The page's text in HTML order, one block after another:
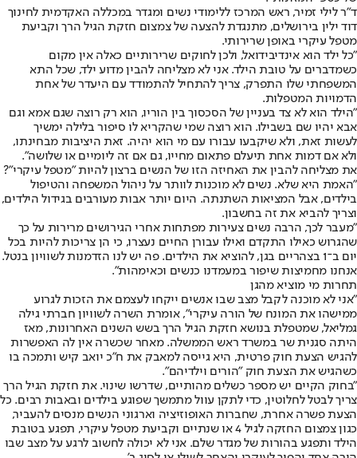
ד"ר לילי זמיר, ראש המרכז ללימודי נשים ומגדר במכללה האקדמית לחינוך
דוד ילין בירושלים, מתנגדת להצעה של צמצום חזקת הגיל הרך וקביעת
מטפל עיקרי באופן שרירותי.
"כל ילד הוא אינדיבידואל, ולכן לחוקים שרירותיים כאלה אין מקום
כשמדברים על טובת הילד. אני לא מצליחה להבין מדוע ילד, שכל התא
המשפחתי שלו התפרק, צריך להתחיל להתמודד עם היעדר של אחת
הדמויות המטפלות.
"הילד הוא לא צד בעניין של הסכסוך בין הוריו, הוא רק רוצה שגם אמא וגם
אבא יהיו שם בשבילו. הוא רוצה שמי שהקריא לו סיפור בלילה ימשיך
לעשות זאת, ולא שיקבעו עבורו עם מי הוא יהיה. זאת היציבות מבחינתו,
ולא אם דמות אחת תיעלם פתאום מחייו, גם אם זה ליומיים או שלושה".
את מצליחה להבין את האחיזה הזו של הנשים ברצון להיות "מטפל עיקרי"?
"האמת היא שלא. נשים לא מוכנות לוותר על ניהול המשפחה והטיפול
בילדים, אבל המציאות השתנתה. היום יותר אבות מעורבים בגידול הילדים,
וצריך להביא את זה בחשבון.
"מעבר לכך, הרבה נשים צעירות מפתחות אחרי הגירושים מרירות על כך
שהגרוש כאילו התקדם ואילו עבורן החיים נעצרו, כי הן צריכות להיות בכל
יום ב־1 בצהריים בגן, להוציא את הילדים. פה יש לנו הזדמנות לשוויון בנטל.
אנחנו מחמיצות שיפור במעמדנו כנשים וכאימהות".
תחרות מי מוציא מהגן
"אני לא מוכנה לקבל מצב שבו אנשים ייקחו לעצמם את הזכות לגרוע
ממישהו את המונח של הורה עיקרי", אומרת השרה לשוויון חברתי גילה
גמליאל, שמטפלת בנושא חזקת הגיל הרך בשש השנים האחרונות, מאז
היתה סגנית שר במשרד ראש הממשלה. מאחר שכשרה אין לה האפשרות
להגיש הצעת חוק פרטית, היא גייסה למאבק את ח"כ יואב קיש ותמכה בו
כשהגיש את הצעת חוק "הורים וילדיהם".
"בחוק הקיים יש מספר כשלים מהותיים, שדרשו שינוי. את חזקת הגיל הרך
צריך לבטל לחלוטין, כדי לתקן עוול מתמשך שפוגע בילדים ובאבות רבים. כל
הצעת פשרה אחרת, שחברות האופוזיציה וארגוני הנשים מנסים להעביר,
כגון צמצום החזקה לגיל 4 או שנתיים וקביעת מטפל עיקרי, תפגע בטובת
הילד ותפגע בהורות של מגדר שלם. אני לא יכולה לחשוב לרגע על מצב שבו